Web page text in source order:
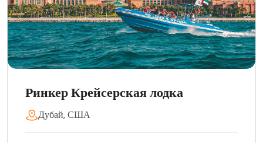
Ринкер Крейсерская лодка
Дубай, США